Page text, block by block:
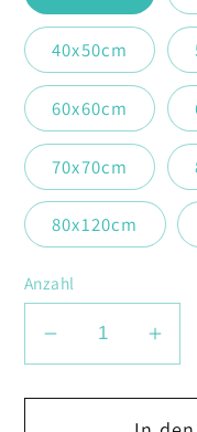
40x50cm
60x60cm
70x70cm
80x120cm
Anzahl
Verringere
Menge